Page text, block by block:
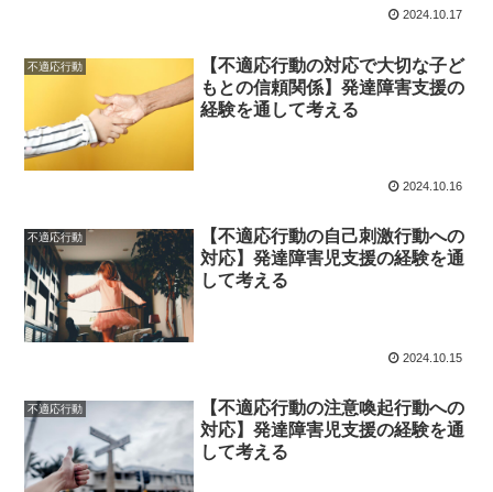
2024.10.17
不適応行動
【不適応行動の対応で大切な子ど
もとの信頼関係】発達障害支援の
経験を通して考える
2024.10.16
不適応行動
【不適応行動の自己刺激行動への
対応】発達障害児支援の経験を通
して考える
2024.10.15
不適応行動
【不適応行動の注意喚起行動への
対応】発達障害児支援の経験を通
して考える